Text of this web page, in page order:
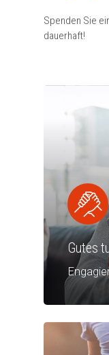
Spenden Sie
dauerhaft!
Gutes